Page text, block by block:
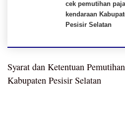
cek pemutihan
kendaraan
Pesisir Selatan
Syarat dan Ketentuan
Kabupaten Pesisir Selatan